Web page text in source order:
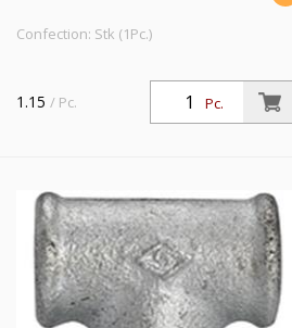
Confection: Stk (1Pc.)
Pc.
1.15 / Pc.